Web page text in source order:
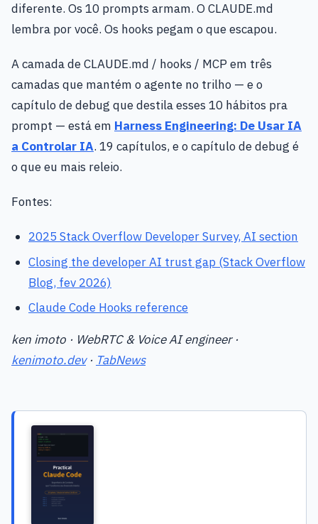
diferente. Os 10 prompts armam. O CLAUDE.md
lembra por você. Os hooks pegam o que escapou.
A camada de CLAUDE.md / hooks / MCP em três
camadas que mantém o agente no trilho — e o
capítulo de debug que destila esses 10 hábitos pra
prompt — está em Harness Engineering: De Usar IA
a Controlar IA. 19 capítulos, e o capítulo de debug é
o que eu mais releio.
Fontes:
2025 Stack Overflow Developer Survey, AI section
Closing the developer AI trust gap (Stack Overflow
Blog, fev 2026)
Claude Code Hooks reference
ken imoto · WebRTC & Voice AI engineer ·
kenimoto.dev· TabNews